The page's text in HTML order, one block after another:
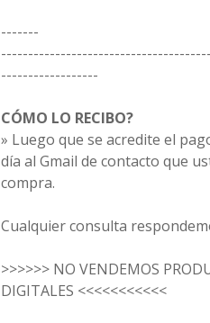
-------
------------------
CÓMO LO RECIBO?
» Luego que se acredite el
día al Gmail de contacto que
compra.
Cualquier consulta
>>>>>> NO VENDEMOS
DIGITALES <<<<<<<<<<<